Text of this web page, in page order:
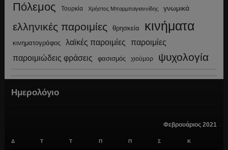
Πόλεμος Τουρκία Χρήστος Μπαρμπαγιαννίδης γνωμικά
ελληνικές παροιμίες θρησκεία κινήματα
κινηματογράφος λαϊκές παροιμίες παροιμίες
παροιμιώδεις φράσεις φασισμός χιούμορ ψυχολογία
Ημερολόγιο
Φεβρουάριος 2021
Δ Τ Τ Π Π Σ Κ